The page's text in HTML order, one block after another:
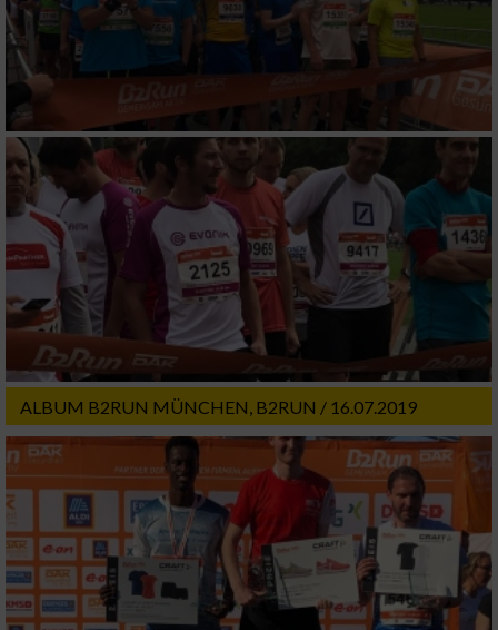
ALBUM B2RUN MÜNCHEN, B2RUN / 16.07.2019
Messung der Performance von Inhalten
Analyse von Zielgruppen durch Statistiken
oder Kombinationen von Daten aus
verschiedenen Quellen
Entwicklung und Verbesserung der Angebote
Verwendung reduzierter Daten zur Auswahl
von Inhalten
IAB-Besonderheiten:
Verwendung genauer Standortdaten
Geräte anhand von aktiv angeforderten
Informationen identifizieren
Nicht-IAB-Verarbeitungszwecke:
Notwendig
Performance